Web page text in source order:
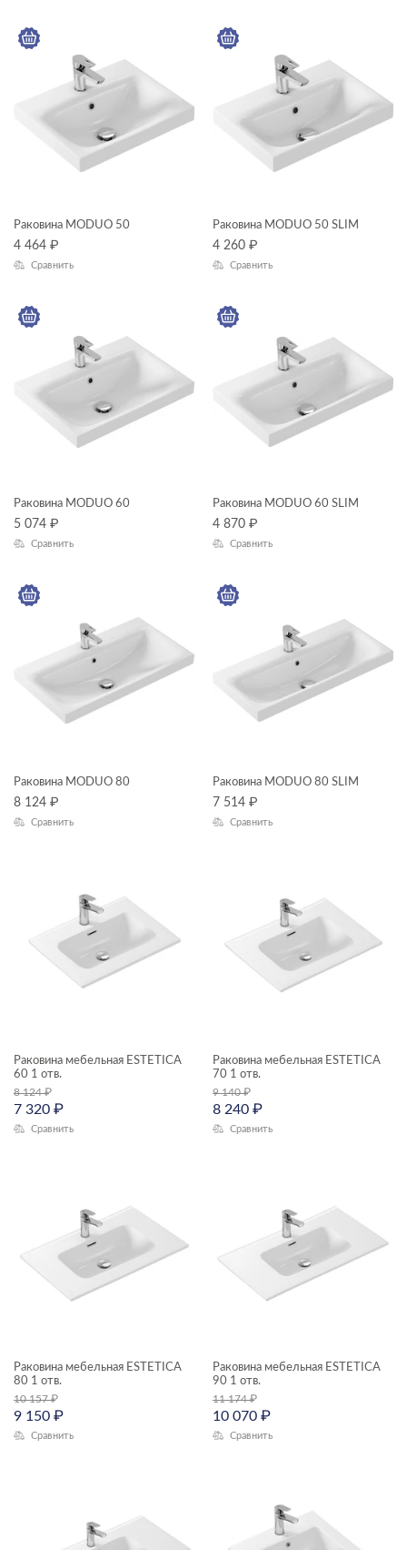
Высота, см
ЦВЕТ
КОЛЛЕКЦИЯ
COMO
CREA
ESTETICA
GEOMETRY
MODUO
MODUO SLIM
МАТЕРИАЛ
Раковина MODUO 50
4 464 ₽
Сравнить
Раковина MODUO 50 SLIM
4 260 ₽
Сравнить
Раковина MODUO 60
5 074 ₽
Сравнить
Раковина MODUO 60 SLIM
4 870 ₽
Сравнить
Раковина MODUO 80
8 124 ₽
Сравнить
Раковина MODUO 80 SLIM
7 514 ₽
Сравнить
Раковина мебельная ESTETICA
60 1 отв.
8 124₽
7 320 ₽
Сравнить
Раковина мебельная ESTETICA
70 1 отв.
9 140₽
8 240 ₽
Сравнить
Раковина мебельная ESTETICA
80 1 отв.
10 157₽
9 150 ₽
Сравнить
Раковина мебельная ESTETICA
90 1 отв.
11 174₽
10 070 ₽
Сравнить